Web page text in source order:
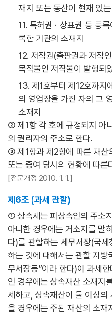
재지 또는 동산이 현재 있
11. 특허권ㆍ상표권 등 등
록한 기관의 소재지
12. 저작권(출판권과 저작
목적물인 저작물이 발행되
13. 제1호부터 제12호까지
의 영업장을 가진 자의 그
소재지
② 제1항 각 호에 규정되지 아
의 권리자의 주소로 한다.
③ 제1항과 제2항에 따른 재산
또는 증여 당시의 현황에 따른
[전문개정 2010. 1. 1.]
제6조 (과세 관할)
① 상속세는 피상속인의 주소
아니한 경우에는 거소지를 말
다)를 관할하는 세무서장(국
하는 것에 대해서는 관할 지방
무서장등”이라 한다)이 과세
인 경우에는 상속재산 소재지
세하고, 상속재산이 둘 이상의
을 경우에는 주된 재산의 소재